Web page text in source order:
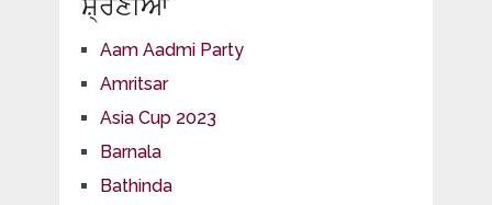
Aam Aadmi Party
Amritsar
Asia Cup 2023
Barnala
Bathinda